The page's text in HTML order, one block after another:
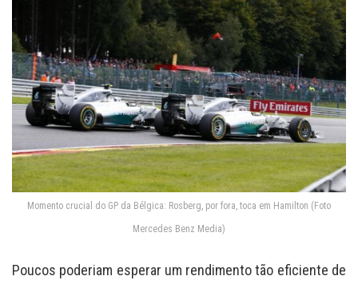
Momento crucial do GP da Bélgica: Rosberg, por fora, toca em Hamilton (Foto
Mercedes Benz Media)
Poucos poderiam esperar um rendimento tão eficiente de